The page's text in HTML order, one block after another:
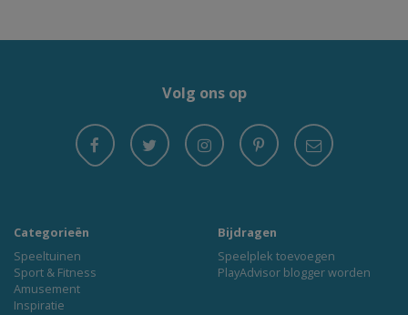
Volg ons op
Categorieën
Speeltuinen
Sport & Fitness
Amusement
Inspiratie
Bijdragen
Speelplek toevoegen
PlayAdvisor blogger worden